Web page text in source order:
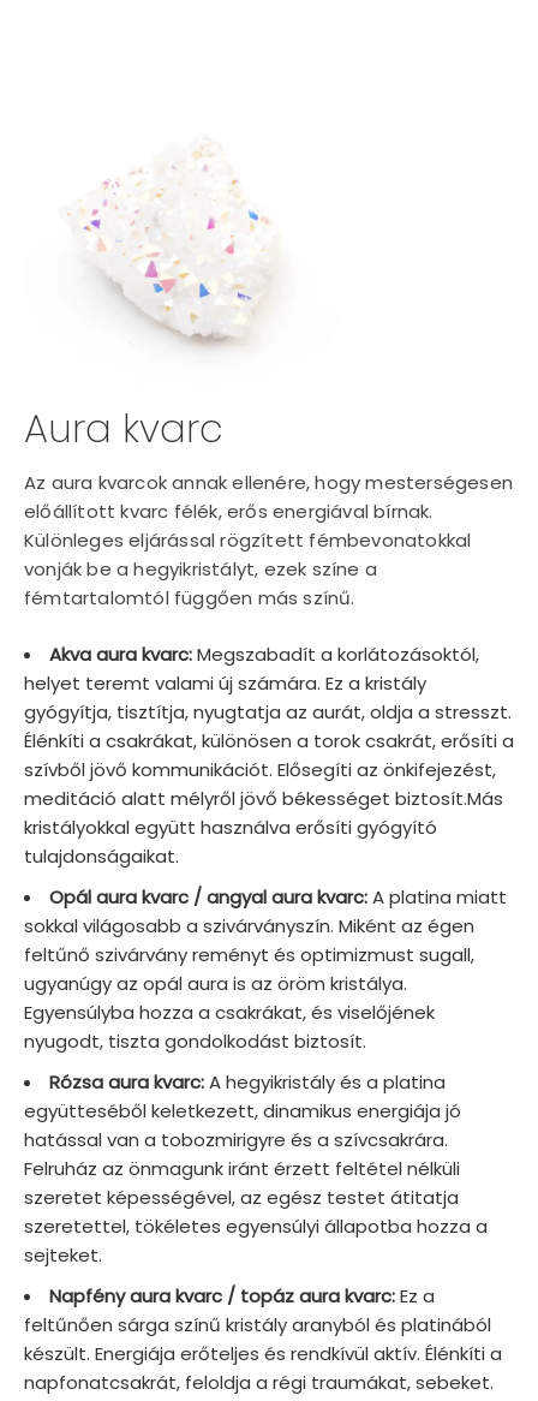
Aura kvarc
Az aura kvarcok annak ellenére, hogy mesterségesen
előállított kvarc félék, erős energiával bírnak.
Különleges eljárással rögzített fémbevonatokkal
vonják be a hegyikristályt, ezek színe a
fémtartalomtól függően más színű.
Akva aura kvarc:Megszabadít a korlátozásoktól,
helyet teremt valami új számára. Ez a kristály
gyógyítja, tisztítja, nyugtatja az aurát, oldja a stresszt.
Élénkíti a csakrákat, különösen a torok csakrát, erősíti a
szívből jövő kommunikációt. Elősegíti az önkifejezést,
meditáció alatt mélyről jövő békességet biztosít.Más
kristályokkal együtt használva erősíti gyógyító
tulajdonságaikat.
Opál aura kvarc / angyal aura kvarc:A platina miatt
sokkal világosabb a szivárványszín. Miként az égen
feltűnő szivárvány reményt és optimizmust sugall,
ugyanúgy az opál aura is az öröm kristálya.
Egyensúlyba hozza a csakrákat, és viselőjének
nyugodt, tiszta gondolkodást biztosít.
Rózsa aura kvarc:A hegyikristály és a platina
együtteséből keletkezett, dinamikus energiája jó
hatással van a tobozmirigyre és a szívcsakrára.
Felruház az önmagunk iránt érzett feltétel nélküli
szeretet képességével, az egész testet átitatja
szeretettel, tökéletes egyensúlyi állapotba hozza a
sejteket.
Napfény aura kvarc / topáz aura kvarc:Ez a
feltűnően sárga színű kristály aranyból és platinából
készült. Energiája erőteljes és rendkívül aktív. Élénkíti a
napfonatcsakrát, feloldja a régi traumákat, sebeket.